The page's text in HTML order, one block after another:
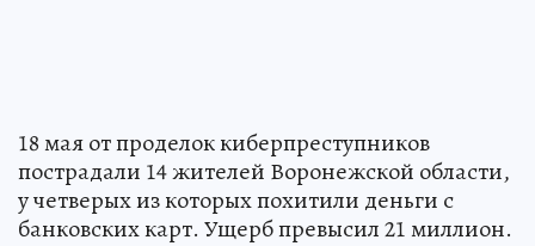
18 мая от проделок киберпреступников
пострадали 14 жителей Воронежской области,
у четверых из которых похитили деньги с
банковских карт. Ущерб превысил 21 миллион.